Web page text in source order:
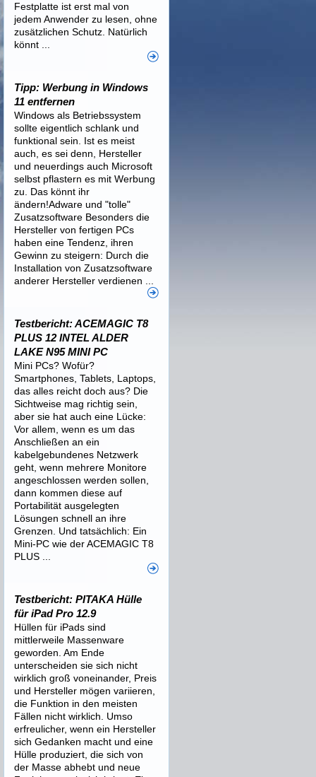
Festplatte ist erst mal von
jedem Anwender zu lesen, ohne
zusätzlichen Schutz. Natürlich
könnt ...
Tipp: Werbung in Windows
11 entfernen
Windows als Betriebssystem
sollte eigentlich schlank und
funktional sein. Ist es meist
auch, es sei denn, Hersteller
und neuerdings auch Microsoft
selbst pflastern es mit Werbung
zu. Das könnt ihr
ändern!Adware und "tolle"
Zusatzsoftware Besonders die
Hersteller von fertigen PCs
haben eine Tendenz, ihren
Gewinn zu steigern: Durch die
Installation von Zusatzsoftware
anderer Hersteller verdienen ...
Testbericht: ACEMAGIC T8
PLUS 12 INTEL ALDER
LAKE N95 MINI PC
Mini PCs? Wofür?
Smartphones, Tablets, Laptops,
das alles reicht doch aus? Die
Sichtweise mag richtig sein,
aber sie hat auch eine Lücke:
Vor allem, wenn es um das
Anschließen an ein
kabelgebundenes Netzwerk
geht, wenn mehrere Monitore
angeschlossen werden sollen,
dann kommen diese auf
Portabilität ausgelegten
Lösungen schnell an ihre
Grenzen. Und tatsächlich: Ein
Mini-PC wie der ACEMAGIC T8
PLUS ...
Testbericht: PITAKA Hülle
für iPad Pro 12.9
Hüllen für iPads sind
mittlerweile Massenware
geworden. Am Ende
unterscheiden sie sich nicht
wirklich groß voneinander, Preis
und Hersteller mögen variieren,
die Funktion in den meisten
Fällen nicht wirklich. Umso
erfreulicher, wenn ein Hersteller
sich Gedanken macht und eine
Hülle produziert, die sich von
der Masse abhebt und neue